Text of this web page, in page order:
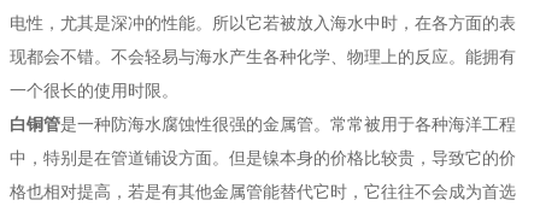
电性，尤其是深冲的性能。所以它若被放入海水中时，在各方面的表
现都会不错。不会轻易与海水产生各种化学、物理上的反应。能拥有
一个很长的使用时限。
白铜管是一种防海水腐蚀性很强的金属管。常常被用于各种海洋工程
中，特别是在管道铺设方面。但是镍本身的价格比较贵，导致它的价
格也相对提高，若是有其他金属管能替代它时，它往往不会成为首选